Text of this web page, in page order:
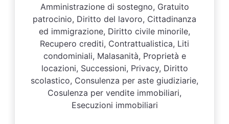
Amministrazione di sostegno, Gratuito
patrocinio, Diritto del lavoro, Cittadinanza
ed immigrazione, Diritto civile minorile,
Recupero crediti, Contrattualistica, Liti
condominiali, Malasanità, Proprietà e
locazioni, Successioni, Privacy, Diritto
scolastico, Consulenza per aste giudiziarie,
Cosulenza per vendite immobiliari,
Esecuzioni immobiliari